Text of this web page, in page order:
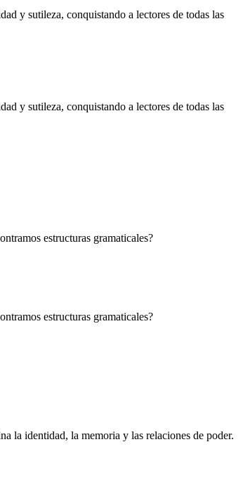
y sutileza, conquistando a lectores de todas las
y sutileza, conquistando a lectores de todas las
estructuras gramaticales?
estructuras gramaticales?
la identidad, la memoria y las relaciones de poder.